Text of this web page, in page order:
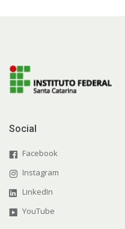
Social
Facebook
Instagram
LinkedIn
YouTube